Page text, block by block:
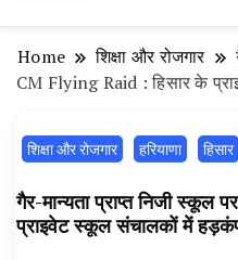
हांसी, जींद
चैनल, Haryana
Hisar, Hisar
News Live,
Taaja Khabar,
Weather
Home शिक्षा और रोजगार
CM Flying Raid : हिसार के
शिक्षा और रोजगार हरियाणा हिसार
गैर-मान्यता प्राप्त निजी
प्राइवेट स्कूल संचालकों में